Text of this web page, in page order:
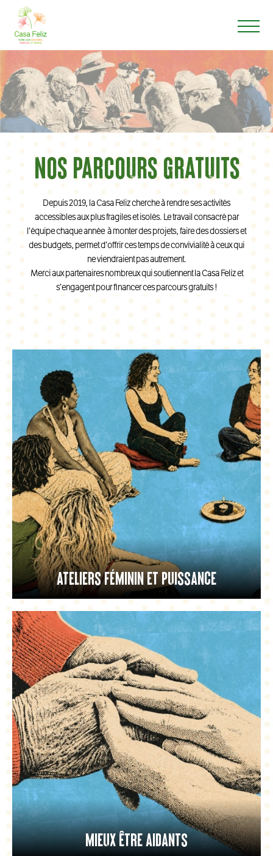
Nos parcours gratuits
Depuis 2019, la Casa Feliz cherche à rendre ses activités
accessibles aux plus fragiles et isolés. Le travail consacré par
l’équipe chaque année à monter des projets, faire des dossiers et
des budgets, permet d’offrir ces temps de convivialité à ceux qui
ne viendraient pas autrement.
Merci aux partenaires nombreux qui soutiennent la Casa Feliz et
s’engagent pour financer ces parcours gratuits !
Ateliers Féminin et puissance
Mieux être aidants